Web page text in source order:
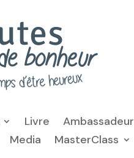
Livre Ambassadeur
Media MasterClass